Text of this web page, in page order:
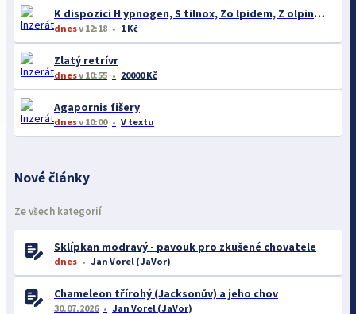
K dispozici H ypnogen, S tilnox, Zo lpidem, Z olpinox, N eurol W hatsApp: +420739192554
dnesv 12:18 1 Kč
Zlatý retrívr
dnesv 10:55 20000 Kč
Agapornis fišery
dnesv 10:00 V textu
Nové články
Ze všech kategorií
Sklípkan modravý - pavouk pro zkušené chovatele
dnes Jan Vorel (JaVor)
Chameleon třírohý (Jacksonův) a jeho chov
30.07.2026 Jan Vorel (JaVor)